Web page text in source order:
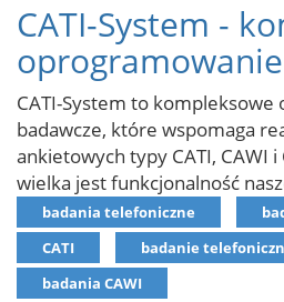
CATI-System -
CATI-System to
badawcze, które wspomaga
ankietowych typy CATI, CAWI i
wielka jest funkcjonalność
badania telefoniczne
CATI
badanie
badania CAWI